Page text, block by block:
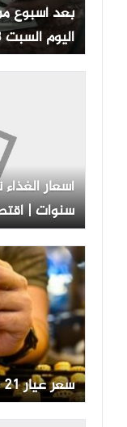
بعد أسبوع
اليوم السبت 8-8-2026 في البنوك؟
سنوات |
سعر عيار 21 في الصاغة الآن